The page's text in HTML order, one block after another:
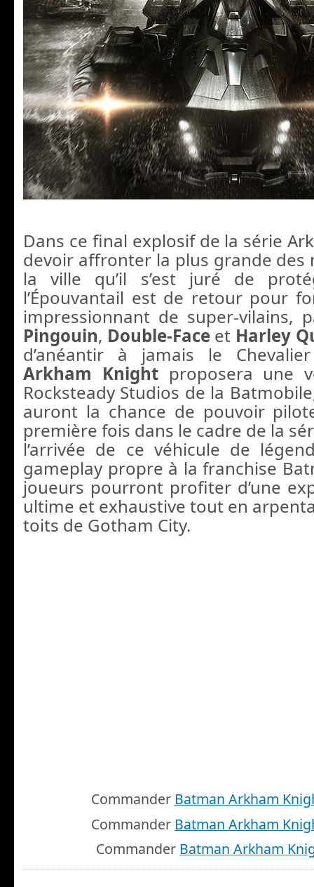
Dans ce final explosif de la série
devoir affronter la plus grande des
la ville qu’il s’est juré de
l’Épouvantail est de retour pour
impressionnant de super-vilains,
Pingouin, Double-Faceet Harley
d’anéantir à jamais le
Arkham Knightproposera une
Rocksteady Studios de la
auront la chance de pouvoir
première fois dans le cadre de la
l’arrivée de ce véhicule de
gameplay propre à la franchise
joueurs pourront profiter d’une
ultime et exhaustive tout en
toits de Gotham City.
Commander Batman Arkham
Commander Batman Arkham
Commander Batman Arkham